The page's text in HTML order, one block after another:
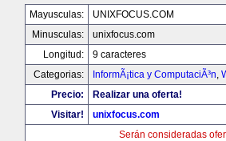
Mayusculas:
UNIXFOCUS.COM
Minusculas:
unixfocus.com
Longitud:
9 caracteres
Categorias:
InformÃ¡tica y ComputaciÃ³n,
Precio:
Realizar una oferta!
Visitar!
unixfocus.com
Serán consideradas